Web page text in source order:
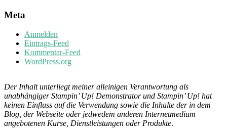
Meta
Anmelden
Eintrags-Feed
Kommentar-Feed
WordPress.org
Der Inhalt unterliegt meiner alleinigen Verantwortung als
unabhängiger Stampin’ Up! Demonstrator und Stampin’ Up! hat
keinen Einfluss auf die Verwendung sowie die Inhalte der in dem
Blog, der Webseite oder jedwedem anderen Internetmedium
angebotenen Kurse, Dienstleistungen oder Produkte.